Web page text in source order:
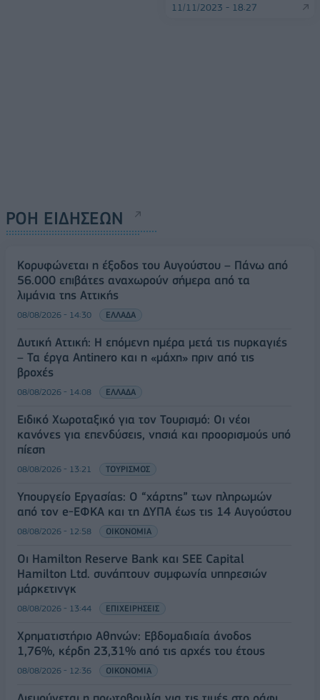
11/11/2023 - 18:27
ΡΟΗ ΕΙΔΗΣΕΩΝ
Κορυφώνεται η έξοδος του Αυγούστου – Πάνω από
56.000 επιβάτες αναχωρούν σήμερα από τα
λιμάνια της Αττικής
08/08/2026 - 14:30 ΕΛΛΑΔΑ
Δυτική Αττική: Η επόμενη ημέρα μετά τις πυρκαγιές
– Τα έργα Antinero και η «μάχη» πριν από τις
βροχές
08/08/2026 - 14:08 ΕΛΛΑΔΑ
Ειδικό Χωροταξικό για τον Τουρισμό: Οι νέοι
κανόνες για επενδύσεις, νησιά και προορισμούς υπό
πίεση
08/08/2026 - 13:21 ΤΟΥΡΙΣΜΟΣ
Υπουργείο Εργασίας: Ο “χάρτης” των πληρωμών
από τον e-ΕΦΚΑ και τη ΔΥΠΑ έως τις 14 Αυγούστου
08/08/2026 - 12:58 ΟΙΚΟΝΟΜΙΑ
Οι Hamilton Reserve Bank και SEE Capital
Hamilton Ltd. συνάπτουν συμφωνία υπηρεσιών
μάρκετινγκ
08/08/2026 - 13:44 ΕΠΙΧΕΙΡΗΣΕΙΣ
Χρηματιστήριο Αθηνών: Εβδομαδιαία άνοδος
1,76%, κέρδη 23,31% από τις αρχές του έτους
08/08/2026 - 12:36 ΟΙΚΟΝΟΜΙΑ